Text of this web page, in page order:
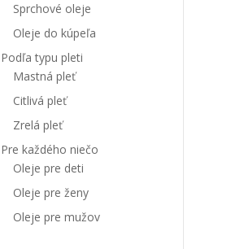
Sprchové oleje
Oleje do kúpeľa
Podľa typu pleti
Mastná pleť
Citlivá pleť
Zrelá pleť
Pre každého niečo
Oleje pre deti
Oleje pre ženy
Oleje pre mužov